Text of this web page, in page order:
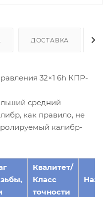
ДОСТАВКА
32×1 6h КПР-
средний
как правило, не
калибр-
Квалитет/
Класс
точности